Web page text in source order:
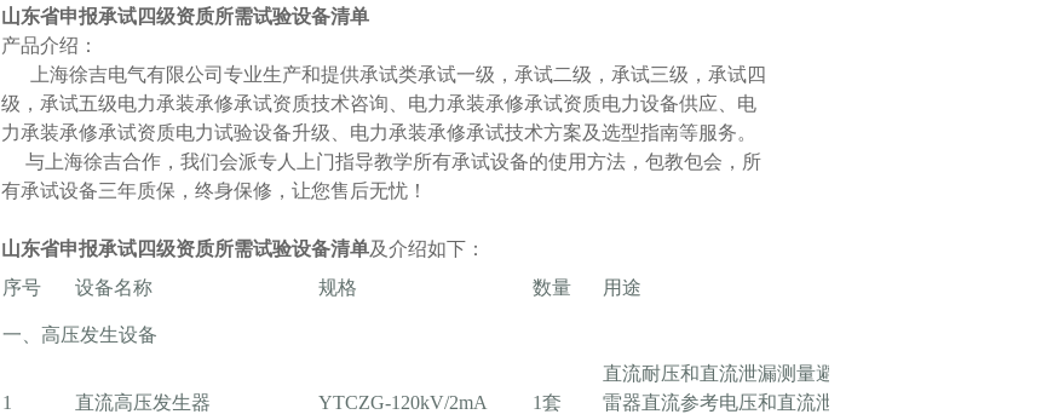
山东省申报承试四级资质所需试验设备清单
产品介绍：
上海徐吉电气有限公司专业生产和提供承试类承试一级，承试二级，承试三级，承试四
级，承试五级电力承装承修承试资质技术咨询、电力承装承修承试资质电力设备供应、电
力承装承修承试资质电力试验设备升级、电力承装承修承试技术方案及选型指南等服务。
与上海徐吉合作，我们会派专人上门指导教学所有承试设备的使用方法，包教包会，所
有承试设备三年质保，终身保修，让您售后无忧！
山东省申报承试四级资质所需试验设备清单及介绍如下：
序号
设备名称 规格 数量 用途
一、高压发生设备
1 直流高压发生器 YTCZG-120kV/2mA 1套
直流耐压和直流泄漏测量避
雷器直流参考电压和直流泄